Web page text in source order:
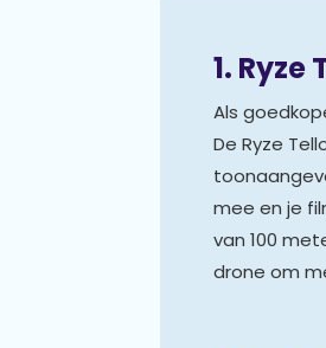
1.
Als
De Ryze
mee en je
van 100
drone om